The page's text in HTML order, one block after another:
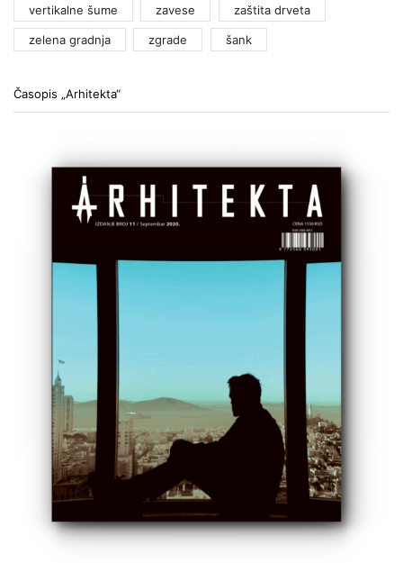
vertikalne šume zavese zaštita drveta
zelena gradnja zgrade šank
Časopis „Arhitekta“